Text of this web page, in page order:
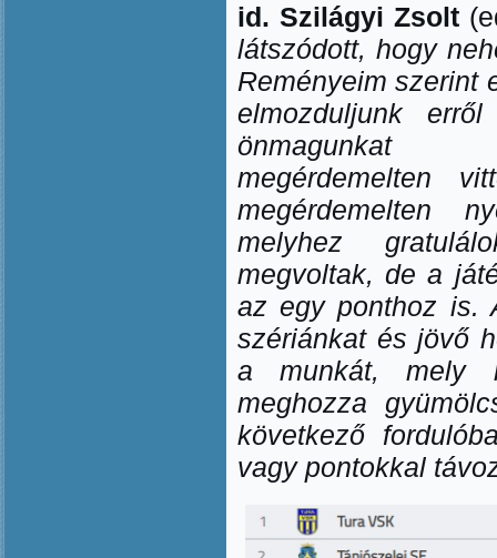
id. Szilágyi Zsolt
látszódott, hogy
Reményeim szerint
elmozduljunk
önmagunkat
megérdemelten
megérdemelten
melyhez
megvoltak, de a
az egy ponthoz is.
szériánkat és jövő
a munkát, mely
meghozza
következő
vagy pontokkal